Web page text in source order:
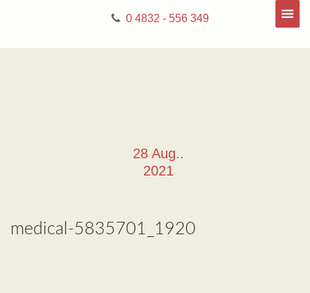
0 4832 - 556 349
28 Aug..
2021
medical-5835701_1920